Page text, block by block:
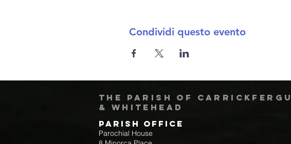
Condividi questo evento
The Parish of
& Whitehead
Parish Office
Parochial House